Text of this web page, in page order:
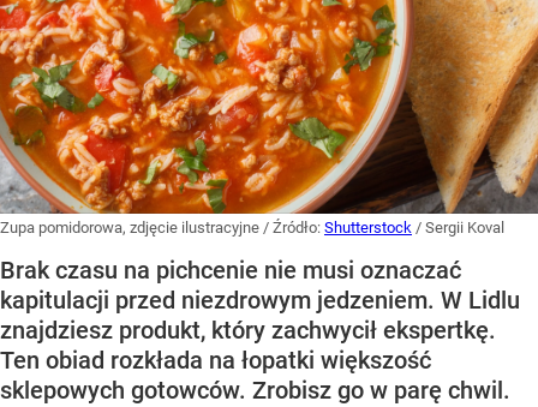
Zupa pomidorowa, zdjęcie ilustracyjne / Źródło: Shutterstock / Sergii Koval
Brak czasu na pichcenie nie musi oznaczać
kapitulacji przed niezdrowym jedzeniem. W Lidlu
znajdziesz produkt, który zachwycił ekspertkę.
Ten obiad rozkłada na łopatki większość
sklepowych gotowców. Zrobisz go w parę chwil.